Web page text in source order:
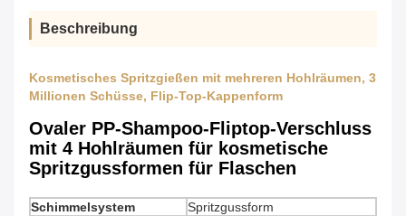
Beschreibung
Kosmetisches Spritzgießen mit mehreren Hohlräumen, 3
Millionen Schüsse, Flip-Top-Kappenform
Ovaler PP-Shampoo-Fliptop-Verschluss
mit 4 Hohlräumen für kosmetische
Spritzgussformen für Flaschen
Schimmelsystem
Spritzgussform